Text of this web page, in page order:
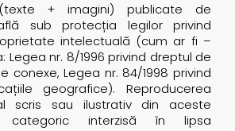
+ imagini) publicate de
sub protecția legilor privind
intelectuală (cum ar fi –
Legea nr. 8/1996 privind dreptul de
conexe, Legea nr. 84/1998 privind
geografice). Reproducerea
scris sau ilustrativ din aceste
categoric interzisă în lipsa